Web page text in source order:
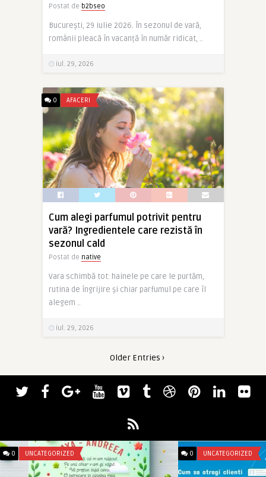
Postat de b2bseo
București, 29 iulie 2026. În sezonul de vară,
românii pleacă în vacanță în număr ridicat, ..
iul. 29, 2026
0 AFACERI
Cum alegi parfumul potrivit pentru
vară? Ingredientele care rezistă în
sezonul cald
Postat de native
Vara schimbă tot: hainele pe care le purtăm,
rutina de îngrijire și chiar parfumul pe care îl
alegem ..
iul. 29, 2026
Older Entries ›
0 UNCATEGORIZED 0 UNCATEGORIZED